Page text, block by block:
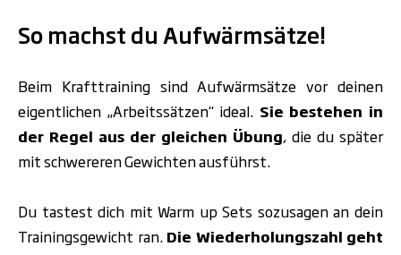
So machst du Aufwärmsätze!
Beim Krafttraining sind Aufwärmsätze vor deinen
eigentlichen „Arbeitssätzen“ ideal. Sie bestehen in
der Regel aus der gleichen Übung, die du später
mit schwereren Gewichten ausführst.
Du tastest dich mit Warm up Sets sozusagen an dein
Trainingsgewicht ran. Die Wiederholungszahl geht